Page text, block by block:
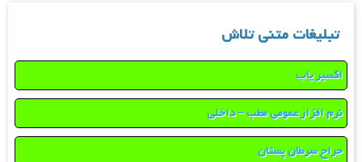
تبلیغات متنی تلاش
اکسیر یاب
نرم افزار عمومی مطب – داخلی
جراح سرطان پستان